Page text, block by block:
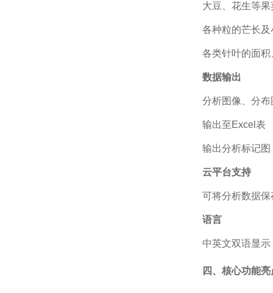
大豆、花生等
各种粒的芒长
各类针叶的面
数据输出
分析图像、分
输出至Excel表
输出分析标记图
云平台支持
可将分析数据
语言
中英文双语显
四、核心功能